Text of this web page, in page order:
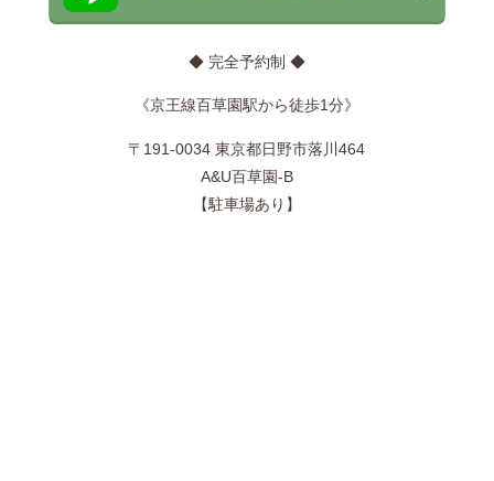
◆ 完全予約制 ◆
《京王線百草園駅から徒歩1分》
〒191-0034 東京都日野市落川464
A&U百草園-B
【駐車場あり】